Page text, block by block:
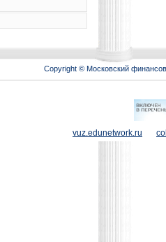
Copyright © Московский
vuz.edunetwork.ru